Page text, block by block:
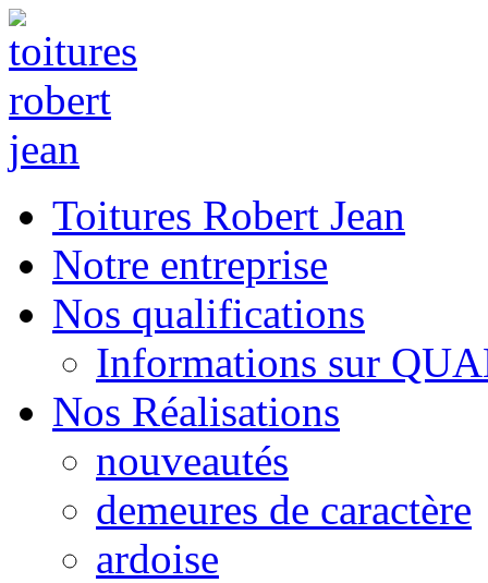
Toitures Robert Jean
Notre entreprise
Nos qualifications
Informations sur
Nos Réalisations
nouveautés
demeures de caractère
ardoise